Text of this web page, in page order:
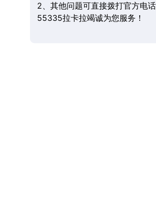
2、其他问题可直接拨打官方电
55335拉卡拉竭诚为您服务！